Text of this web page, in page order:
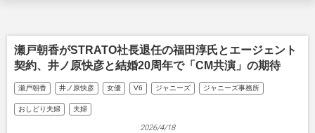
瀬戸朝香がSTRATO社長退任の福田淳氏とエージェント
契約、井ノ原快彦と結婚20周年で「CM共演」の期待
瀬戸朝香 井ノ原快彦 女優 V6 ジャニーズ ジャニーズ事務所
おしどり夫婦 夫婦
2026/4/18